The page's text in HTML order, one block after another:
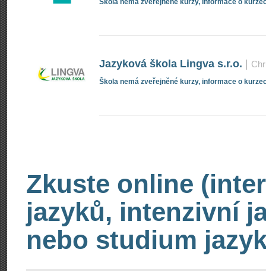
Škola nemá zveřejněné kurzy, informace o
Jazyková škola Lingva s.r.o.
Škola nemá zveřejněné kurzy, informace o
Zkuste online
jazyků, intenzivní
nebo studium